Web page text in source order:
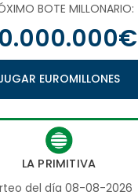
BOTE MILLONARIO:
EUROMILLONES
LA PRIMITIVA
del día 08-08-2026